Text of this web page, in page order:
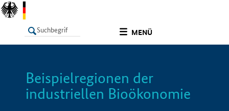
MENÜ
LISTE
Beispielregionen der
industriellen Bioökonomie